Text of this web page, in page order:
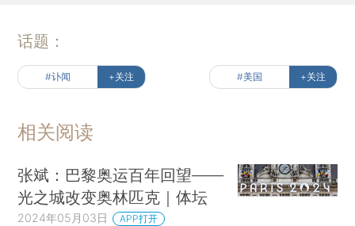
话题：
#讣闻 +关注 #美国 +关注
相关阅读
张斌：巴黎奥运百年回望——
光之城改变奥林匹克｜体坛
2024年05月03日 APP打开